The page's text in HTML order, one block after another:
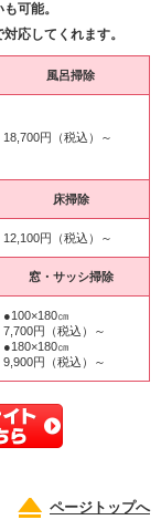
可能。
応してくれます。
風呂掃除
18,700円（税込）～
床掃除
12,100円（税込）～
窓・サッシ掃除
●100×180㎝
7,700円（税込）～
●180×180㎝
9,900円（税込）～
ページトップへ